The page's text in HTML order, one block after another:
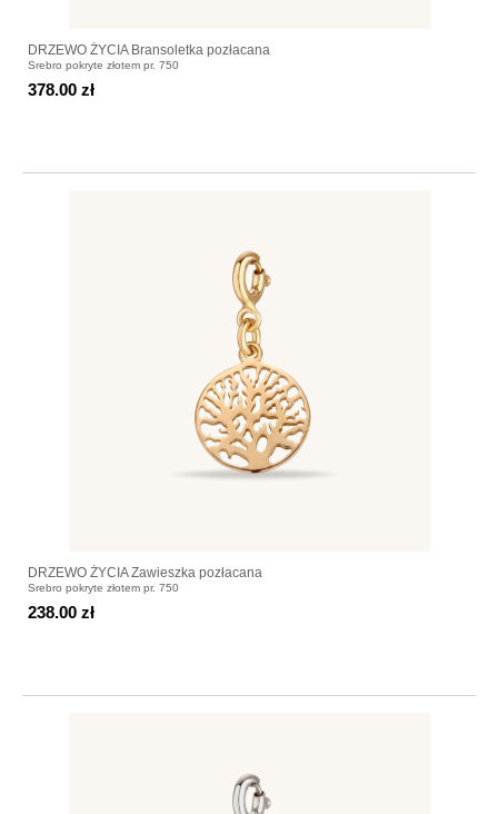
DRZEWO ŻYCIA Bransoletka pozłacana
Srebro pokryte złotem pr. 750
378.00 zł
DRZEWO ŻYCIA Zawieszka pozłacana
Srebro pokryte złotem pr. 750
238.00 zł